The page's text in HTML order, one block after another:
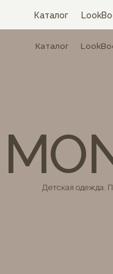
Каталог
Детская одежда. Полный
MON